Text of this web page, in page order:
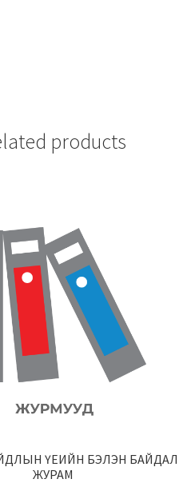
products
ҮЕИЙН БЭЛЭН БАЙДАЛ
ЖУРАМ